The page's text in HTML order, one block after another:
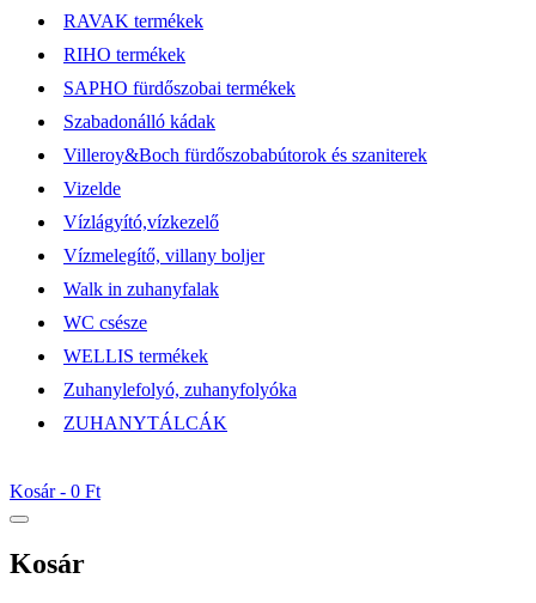
RAVAK termékek
RIHO termékek
SAPHO fürdőszobai termékek
Szabadonálló kádak
Villeroy&Boch fürdőszobabútorok és szaniterek
Vizelde
Vízlágyító,vízkezelő
Vízmelegítő, villany boljer
Walk in zuhanyfalak
WC csésze
WELLIS termékek
Zuhanylefolyó, zuhanyfolyóka
ZUHANYTÁLCÁK
Kosár - 0 Ft
Kosár